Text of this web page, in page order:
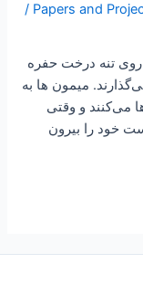
/
ﺭﻭﯼ ﺗﻨﻪ ﺩﺭﺧﺖ ﺣﻔﺮﻩ
ﻣﯿﻤﻮﻥ ﻫﺎ ﺑﻪ
ﻣﯽ‌ﮐﻨﻨﺪ ﻭ ﻭﻗﺘﯽ
ﺧﻮﺩ ﺭﺍ ﺑﯿﺮﻭﻥ